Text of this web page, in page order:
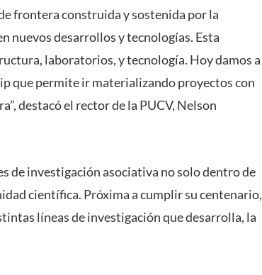
frontera construida y sostenida por la
nuevos desarrollos y tecnologías. Esta
laboratorios, y tecnología. Hoy damos a
que permite ir materializando proyectos con
destacó el rector de la PUCV, Nelson
de investigación asociativa no solo dentro de
científica. Próxima a cumplir su centenario,
líneas de investigación que desarrolla, la